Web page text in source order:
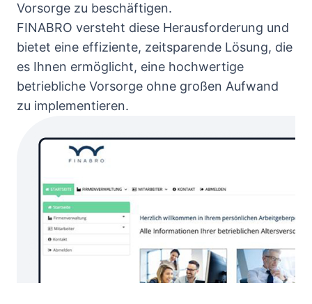
Vorsorge zu beschäftigen.
FINABRO versteht diese Herausforderung und
bietet eine effiziente, zeitsparende Lösung, die
es Ihnen ermöglicht, eine hochwertige
betriebliche Vorsorge ohne großen Aufwand
zu implementieren.